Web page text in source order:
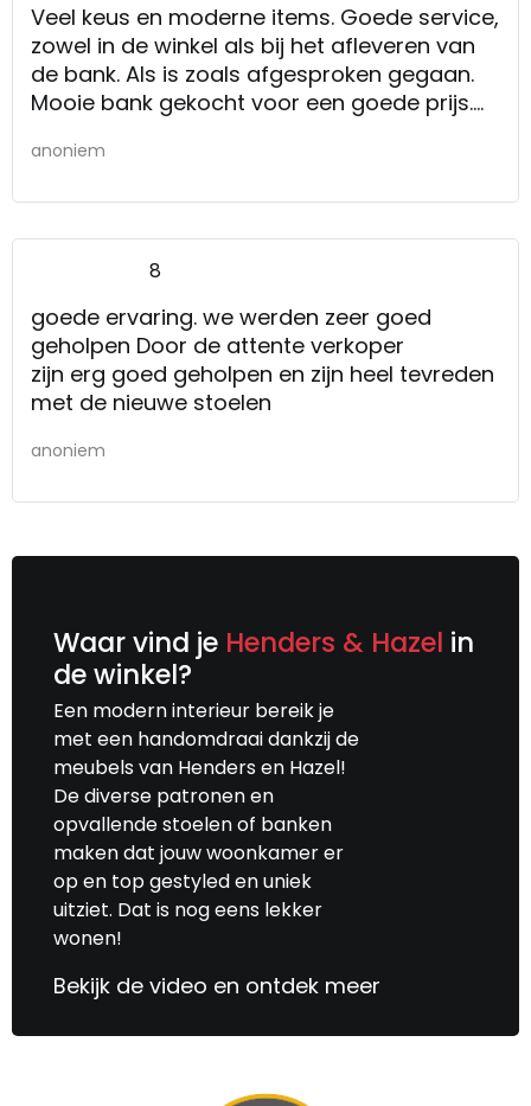
Veel keus en moderne items. Goede service,
zowel in de winkel als bij het afleveren van
de bank. Als is zoals afgesproken gegaan.
Mooie bank gekocht voor een goede prijs.
voor een goede meubelzaak waarbij je
anoniem
8
goede ervaring. we werden zeer goed
geholpen Door de attente verkoper
zijn erg goed geholpen en zijn heel tevreden
met de nieuwe stoelen
anoniem
Waar vind je Henders & Hazel in
de winkel?
Een modern interieur bereik je
met een handomdraai dankzij de
meubels van Henders en Hazel!
De diverse patronen en
opvallende stoelen of banken
maken dat jouw woonkamer er
op en top gestyled en uniek
uitziet. Dat is nog eens lekker
wonen!
Bekijk de video en ontdek meer